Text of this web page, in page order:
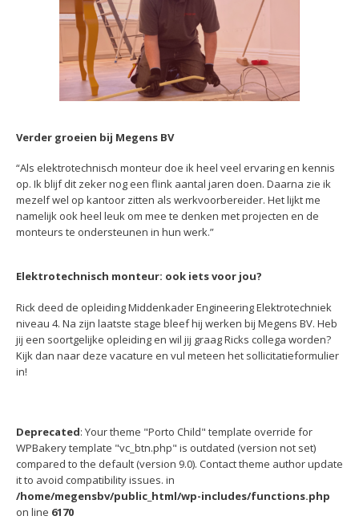
Verder groeien bij Megens BV
“Als elektrotechnisch monteur doe ik heel veel ervaring en kennis
op. Ik blijf dit zeker nog een flink aantal jaren doen. Daarna zie ik
mezelf wel op kantoor zitten als werkvoorbereider. Het lijkt me
namelijk ook heel leuk om mee te denken met projecten en de
monteurs te ondersteunen in hun werk.”
Elektrotechnisch monteur: ook iets voor jou?
Rick deed de opleiding Middenkader Engineering Elektrotechniek
niveau 4. Na zijn laatste stage bleef hij werken bij Megens BV. Heb
jij een soortgelijke opleiding en wil jij graag Ricks collega worden?
Kijk dan naar deze vacature en vul meteen het sollicitatieformulier
in!
Deprecated: Your theme "Porto Child" template override for
WPBakery template "vc_btn.php" is outdated (version not set)
compared to the default (version 9.0). Contact theme author update
it to avoid compatibility issues. in
/home/megensbv/public_html/wp-includes/functions.php
on line 6170